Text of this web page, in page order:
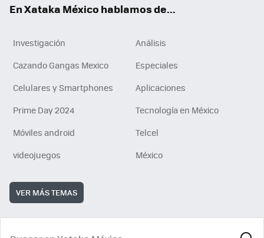
En Xataka México hablamos de...
Investigación
Análisis
Cazando Gangas Mexico
Especiales
Celulares y Smartphones
Aplicaciones
Prime Day 2024
Tecnología en México
Móviles android
Telcel
videojuegos
México
VER MÁS TEMAS